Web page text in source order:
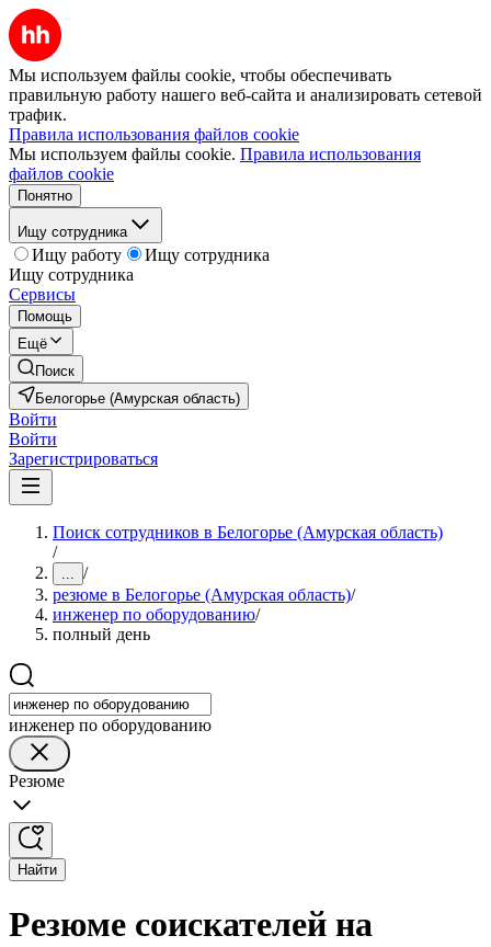
Мы используем файлы cookie, чтобы обеспечивать
правильную работу нашего веб-сайта и анализировать сетевой
трафик.
Правила использования файлов cookie
Мы используем файлы cookie. Правила использования
файлов cookie
Понятно
Ищу сотрудника
Ищу работу
Ищу сотрудника
Ищу сотрудника
Сервисы
Помощь
Ещё
Поиск
Белогорье (Амурская область)
Войти
Войти
Зарегистрироваться
Поиск сотрудников в Белогорье (Амурская область)
/
... /
резюме в Белогорье (Амурская область)/
инженер по оборудованию/
полный день
инженер по оборудованию
Резюме
Найти
Резюме соискателей на